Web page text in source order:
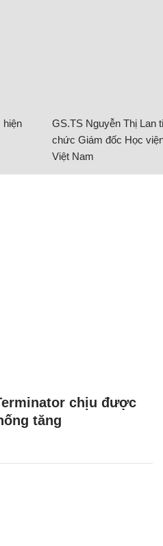
hiện
GS.TS Nguyễn Thị Lan
chức Giám đốc Học
Việt Nam
chịu được
tăng